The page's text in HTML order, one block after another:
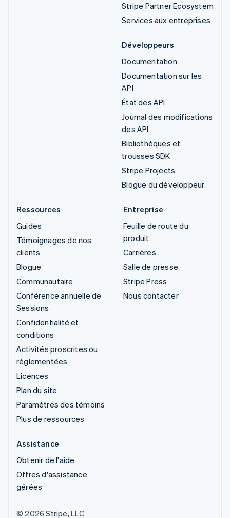
Stripe Partner Ecosystem
Services aux entreprises
Développeurs
Documentation
Documentation sur les
API
État des API
Journal des modifications
des API
Bibliothèques et
trousses SDK
Stripe Projects
Blogue du développeur
Ressources
Guides
Témoignages de nos
clients
Blogue
Communautaire
Conférence annuelle de
Sessions
Confidentialité et
conditions
Activités proscrites ou
réglementées
Licences
Plan du site
Paramètres des témoins
Plus de ressources
Entreprise
Feuille de route du
produit
Carrières
Salle de presse
Stripe Press
Nous contacter
Assistance
Obtenir de l'aide
Offres d'assistance
gérées
© 2026 Stripe, LLC